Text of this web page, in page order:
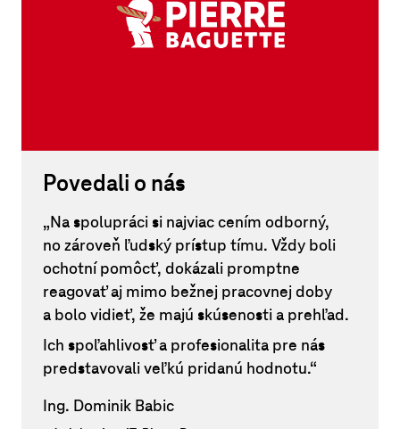
Povedali o nás
„Na spolupráci si najviac cením odborný,
no zároveň ľudský prístup tímu. Vždy boli
ochotní pomôcť, dokázali promptne
reagovať aj mimo bežnej pracovnej doby
a bolo vidieť, že majú skúsenosti a prehľad.
Ich spoľahlivosť a profesionalita pre nás
predstavovali veľkú pridanú hodnotu.“
Ing. Dominik Babic